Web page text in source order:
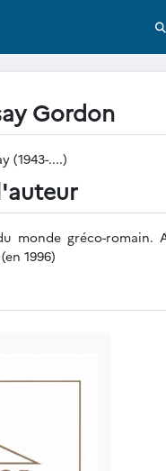
Gordon
(1943-....)
monde gréco-
1996)